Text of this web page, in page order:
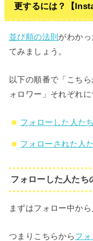
更するには？【
並び順の法則がわか
てみましょう。
以下の順番で「こち
ォロワー」それぞれ
フォローした人た
フォローされた人
フォローした人たち
まずはフォロー中から
つまりこちらからフォ